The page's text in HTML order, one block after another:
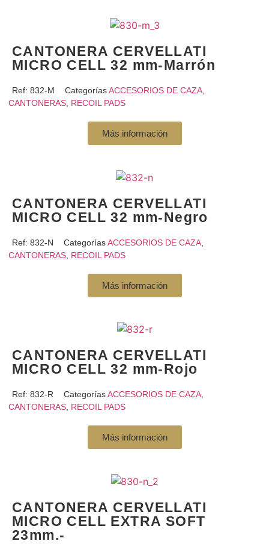
CANTONERA CERVELLATI
MICRO CELL 32 mm-Marrón
Ref: 832-M CategoríasACCESORIOS DE CAZA
CANTONERAS, RECOIL PADS
Más información
CANTONERA CERVELLATI
MICRO CELL 32 mm-Negro
Ref: 832-N CategoríasACCESORIOS DE CAZA
CANTONERAS, RECOIL PADS
Más información
CANTONERA CERVELLATI
MICRO CELL 32 mm-Rojo
Ref: 832-R CategoríasACCESORIOS DE CAZA
CANTONERAS, RECOIL PADS
Más información
CANTONERA CERVELLATI
MICRO CELL EXTRA SOFT
23mm.-